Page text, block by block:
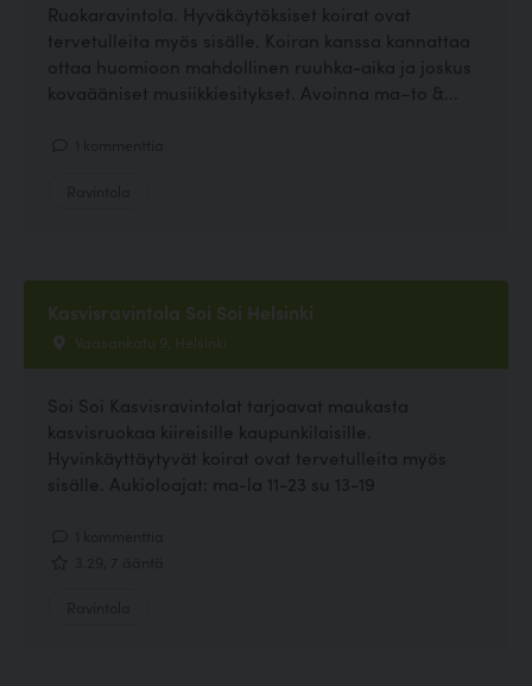
Ruokaravintola. Hyväkäytöksiset koirat ovat
tervetulleita myös sisälle. Koiran kanssa kannattaa
ottaa huomioon mahdollinen ruuhka-aika ja joskus
kovaääniset musiikkiesitykset. Avoinna ma–to &...
Kasvisravintola Soi Soi Helsinki
Vaasankatu 9, Helsinki
Soi Soi Kasvisravintolat tarjoavat maukasta
kasvisruokaa kiireisille kaupunkilaisille.
Hyvinkäyttäytyvät koirat ovat tervetulleita myös
sisälle. Aukioloajat: ma-la 11-23 su 13-19